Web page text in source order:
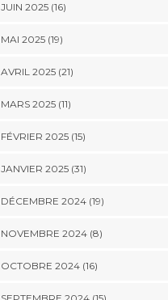
JUIN 2025 (16)
MAI 2025 (19)
AVRIL 2025 (21)
MARS 2025 (11)
FÉVRIER 2025 (15)
JANVIER 2025 (31)
DÉCEMBRE 2024 (19)
NOVEMBRE 2024 (8)
OCTOBRE 2024 (16)